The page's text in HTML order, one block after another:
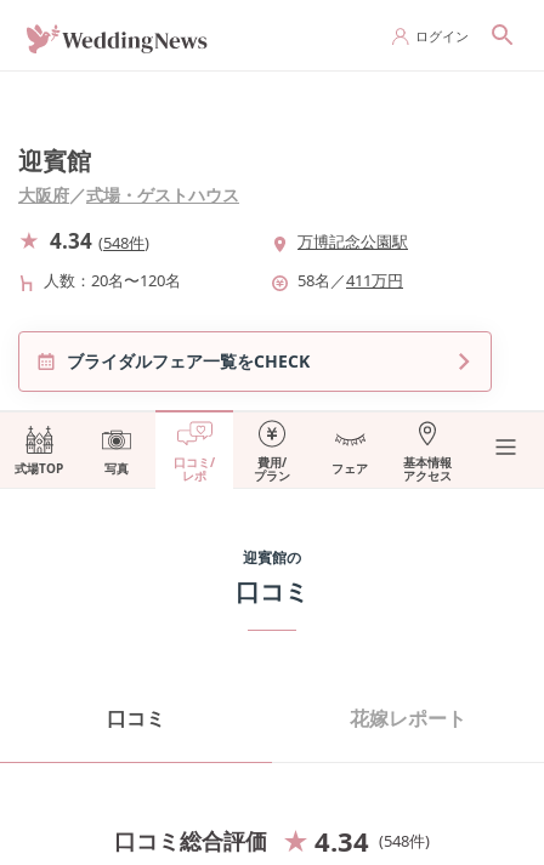
ログイン
迎賓館
大阪府／式場・ゲストハウス
4.34 (548件)
万博記念公園駅
人数
20名〜120名 58名 ／411万円
ブライダルフェア一覧をCHECK
式場TOP 写真 口コミ/
レポ
費用/
プラン フェア 基本情報
アクセス
迎賓館の
口コミ
口コミ 花嫁レポート
口コミ総合評価 4.34 548件